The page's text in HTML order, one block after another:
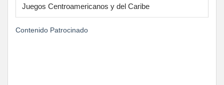
Juegos Centroamericanos y del Caribe
Contenido Patrocinado